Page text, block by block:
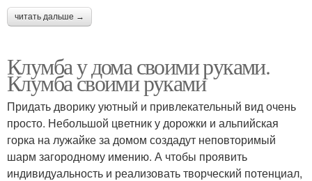
читать дальше →
Клумба у дома своими руками.
Клумба своими руками
Придать дворику уютный и привлекательный вид очень
просто. Небольшой цветник у дорожки и альпийская
горка на лужайке за домом создадут неповторимый
шарм загородному имению. А чтобы проявить
индивидуальность и реализовать творческий потенциал,